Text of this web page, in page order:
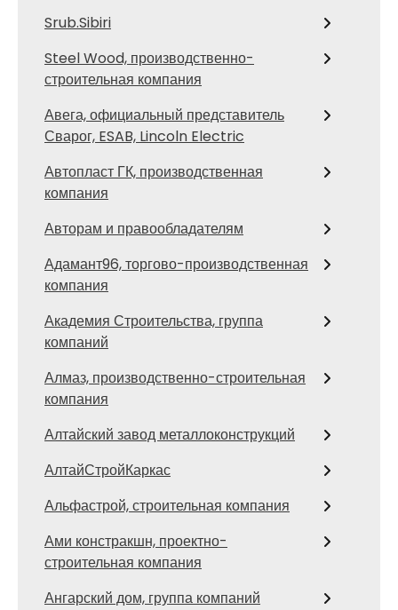
Srub.Sibiri
Steel Wood, производственно-
строительная компания
Авега, официальный представитель
Сварог, ESAB, Lincoln Electric
Автопласт ГК, производственная
компания
Авторам и правообладателям
Адамант96, торгово-производственная
компания
Академия Строительства, группа
компаний
Алмаз, производственно-строительная
компания
Алтайский завод металлоконструкций
АлтайСтройКаркас
Альфастрой, строительная компания
Ами констракшн, проектно-
строительная компания
Ангарский дом, группа компаний